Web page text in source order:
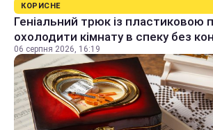
КОРИСНЕ
Геніальний трюк із пластиковою
охолодити кімнату в спеку без
06 серпня 2026, 16:19